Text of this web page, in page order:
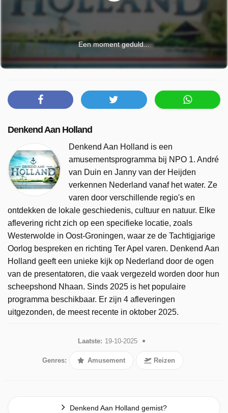
Een moment geduld...
Denkend Aan Holland
Denkend Aan Holland is een
amusementsprogramma bij NPO 1. André
van Duin en Janny van der Heijden
verkennen Nederland vanaf het water. Ze
varen door verschillende regio's en
ontdekken de lokale geschiedenis, cultuur en natuur. Elke
aflevering richt zich op een specifieke locatie, zoals
Westerwolde in Oost-Groningen, waar ze de Tachtigjarige
Oorlog bespreken en richting Ter Apel varen. Denkend Aan
Holland geeft een unieke kijk op Nederland door de ogen
van de presentatoren, die vaak vergezeld worden door hun
scheepshond Nhaan. Sinds 2025 is het populaire
programma beschikbaar. Er zijn 4 afleveringen
uitgezonden, de meest recente in oktober 2025.
Laatste: 19-10-2025
Genres: Amusement Reizen
Denkend Aan Holland gemist?